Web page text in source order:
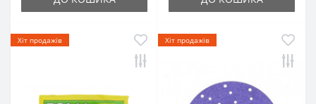
Хіт продажів Хіт продажів